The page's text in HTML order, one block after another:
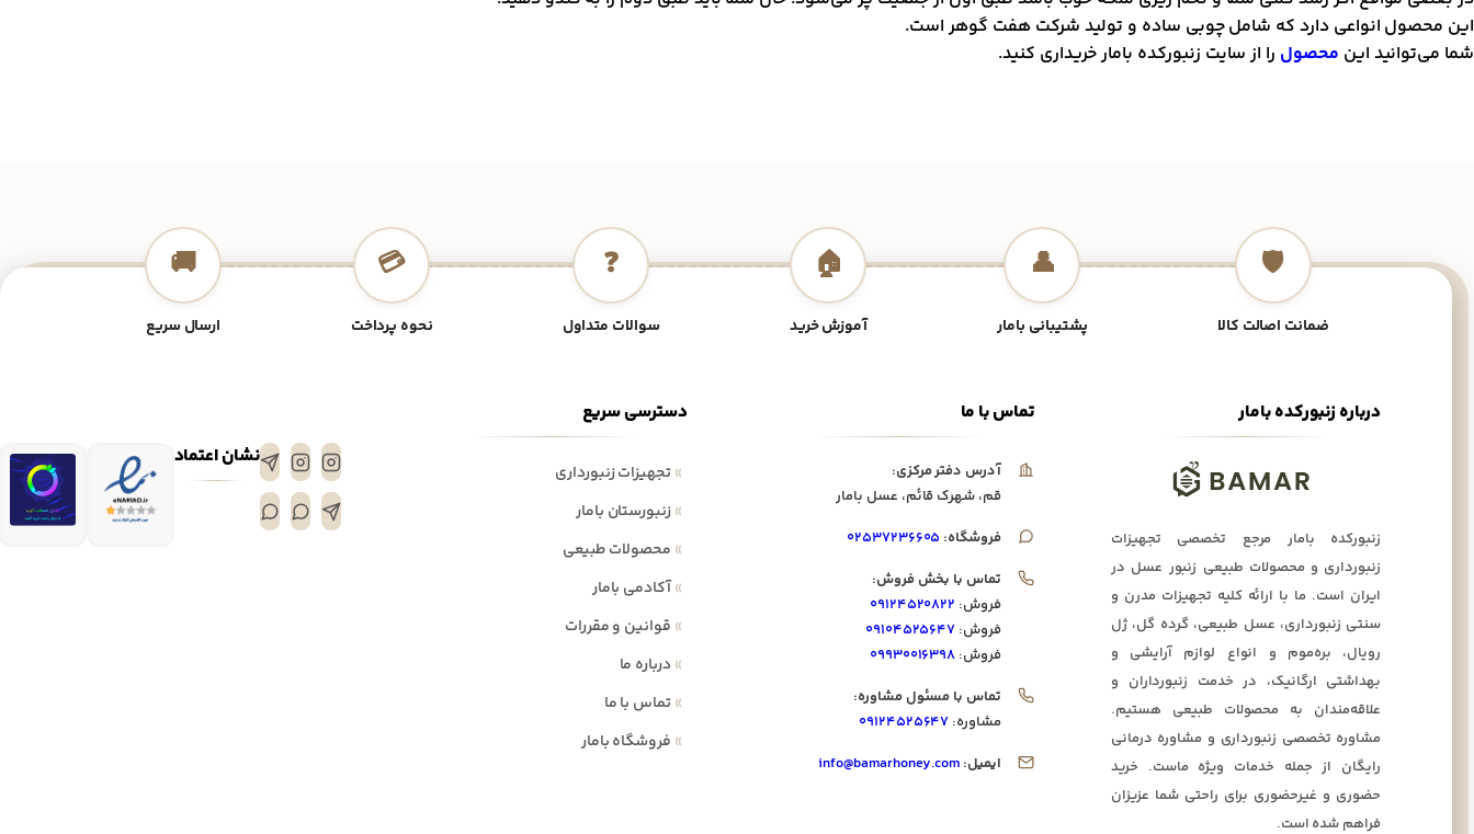
این محصول انواعی دارد که شامل چوبی ساده و تولید شرکت هفت گوهر است.
شما می‌توانید این محصول را از سایت زنبور‌کده بامار خریداری کنید.
🛡️
ضمانت اصالت کالا
👤
پشتیبانی بامار
🏠
آموزش خرید
❓
سوالات متداول
💳
نحوه پرداخت
🚚
ارسال سریع
نشان اعتماد
دسترسی سریع
»تجهیزات زنبورداری
»زنبورستان بامار
» محصولات طبیعی
»آکادمی بامار
» قوانین و مقررات
» درباره ما
»تماس با ما
» فروشگاه بامار
تماس با ما
آدرس دفتر مرکزی:
قم، شهرک قائم، عسل بامار
فروشگاه: ۰۲۵۳۷۲۳۶۶۰۵
تماس با بخش فروش:
فروش: ۰۹۱۲۴۵۲۰۸۲۲
فروش: ۰۹۱۰۴۵۲۵۶۴۷
فروش: ۰۹۹۳۰۰۱۶۳۹۸
تماس با مسئول مشاوره:
مشاوره: ۰۹۱۲۴۵۲۵۶۴۷
ایمیل: info@bamarhoney.com
درباره زنبورکده بامار
زنبورکده بامار مرجع تخصصی تجهیزات
زنبورداری و محصولات طبیعی زنبور عسل در
ایران است. ما با ارائه کلیه تجهیزات مدرن و
سنتی زنبورداری، عسل طبیعی، گرده گل، ژل
رویال، بره‌موم و انواع لوازم آرایشی و
بهداشتی ارگانیک، در خدمت زنبورداران و
علاقه‌مندان به محصولات طبیعی هستیم.
مشاوره تخصصی زنبورداری و مشاوره درمانی
رایگان از جمله خدمات ویژه ماست. خرید
حضوری و غیرحضوری برای راحتی شما عزیزان
فراهم شده است.